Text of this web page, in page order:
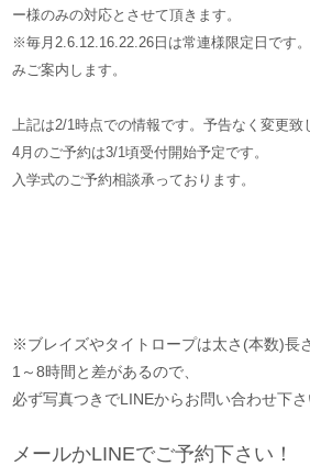
ー様のみの対応とさせて頂きます。
※毎月2.6.12.16.22.26日は常連様限定日です
みご案内します。
上記は2/1時点での情報です。予告なく変更致
4月のご予約は3/1頃受付開始予定です。
入学式のご予約相談承っております。
※ブレイズやタイトロープは太さ(本数)長
1～8時間と差があるので、
必ず写真つきでLINEからお問い合わせ下さ
メールかLINEでご予約下さい！